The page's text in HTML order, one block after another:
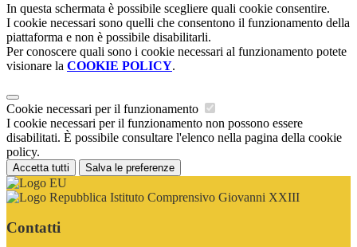
In questa schermata è possibile scegliere quali cookie consentire.
I cookie necessari sono quelli che consentono il funzionamento della
piattaforma e non è possibile disabilitarli.
Per conoscere quali sono i cookie necessari al funzionamento potete
visionare la COOKIE POLICY.
Cookie necessari per il funzionamento
I cookie necessari per il funzionamento non possono essere
disabilitati. È possibile consultare l'elenco nella pagina della cookie
policy.
Accetta tutti Salva le preferenze
Istituto Comprensivo Giovanni XXIII
Contatti